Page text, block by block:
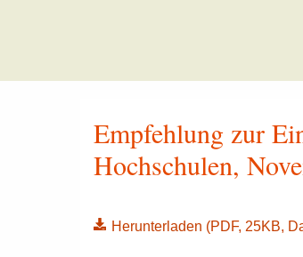
Empfehlung zur
Hochschulen,
Herunterladen (PDF, 25KB,